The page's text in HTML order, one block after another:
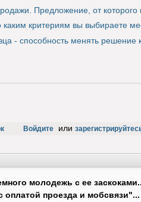
Предложение, от которого
критериям вы выбираете
- способность менять решение
Войдите или
молодежь с ее
оплатой проезда и